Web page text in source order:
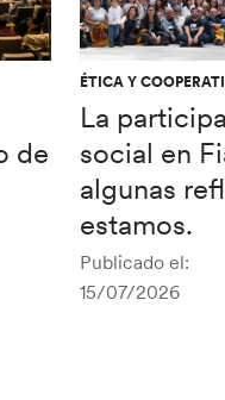
de
ÉTICA Y
La
social en
algunas
estamos.
Publicado el:
15/07/2026